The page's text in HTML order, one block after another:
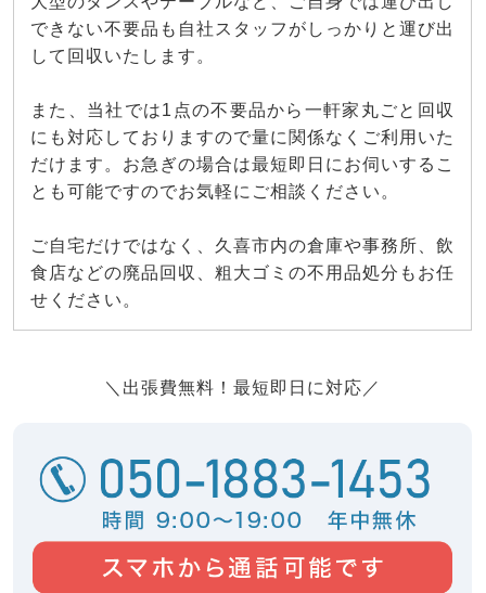
できない不要品も自社スタッフがしっかりと運び出
して回収いたします。
また、当社では1点の不要品から一軒家丸ごと回収
にも対応しておりますので量に関係なくご利用いた
だけます。お急ぎの場合は最短即日にお伺いするこ
とも可能ですのでお気軽にご相談ください。
ご自宅だけではなく、久喜市内の倉庫や事務所、飲
食店などの廃品回収、粗大ゴミの不用品処分もお任
せください。
＼出張費無料！最短即日に対応／